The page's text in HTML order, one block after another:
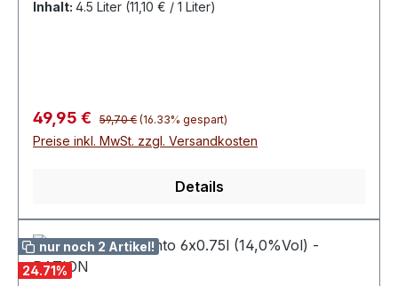
Inhalt: 4.5 Liter (11,10 € / 1 Liter)
Verkaufspreis:
49,95 € Regulärer Preis:
59,70 € (16.33% gespart)
Preise inkl. MwSt. zzgl. Versandkosten
Details
nur noch 2 Artikel!
24.71%